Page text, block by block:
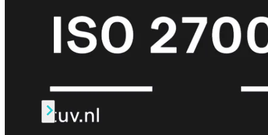
as
a
Service
Beveiliging